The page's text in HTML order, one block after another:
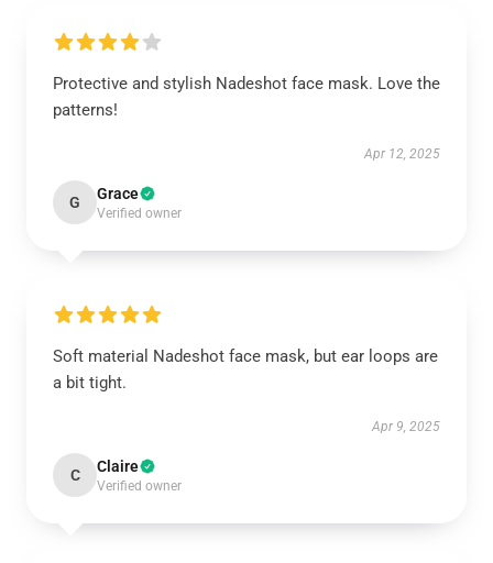
Protective and stylish Nadeshot face mask. Love the
patterns!
Apr 12, 2025
G Grace
Verified owner
Soft material Nadeshot face mask, but ear loops are
a bit tight.
Apr 9, 2025
C Claire
Verified owner